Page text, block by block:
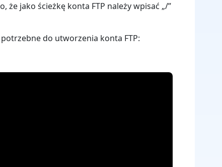
że jako ścieżkę konta FTP należy wpisać „/”
do utworzenia konta FTP: